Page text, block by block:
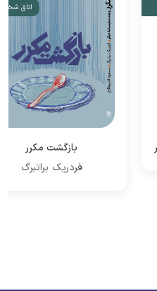
اتاق شخصیت
بازگشت مکرر
فردریک براتبرگ